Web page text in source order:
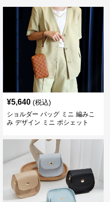
¥5,640 (税込)
ショルダー バッグ ミニ 編みこ
み デザイン ミニ ポシェット